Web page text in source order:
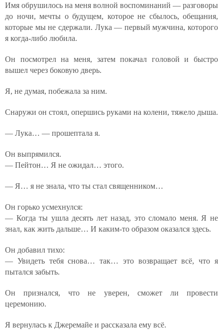
Имя обрушилось на меня волной воспоминаний — разговоры
до ночи, мечты о будущем, которое не сбылось, обещания,
которые мы не сдержали. Лука — первый мужчина, которого
я когда-либо любила.
Он посмотрел на меня, затем покачал головой и быстро
вышел через боковую дверь.
Я, не думая, побежала за ним.
Снаружи он стоял, опершись руками на колени, тяжело дыша.
— Лука… — прошептала я.
Он выпрямился.
— Пейтон… Я не ожидал… этого.
— Я… я не знала, что ты стал священником…
Он горько усмехнулся:
— Когда ты ушла десять лет назад, это сломало меня. Я не
знал, как жить дальше… И каким-то образом оказался здесь.
Он добавил тихо:
— Увидеть тебя снова… так… это возвращает всё, что я
пытался забыть.
Он признался, что не уверен, сможет ли провести
церемонию.
Я вернулась к Джеремайе и рассказала ему всё.